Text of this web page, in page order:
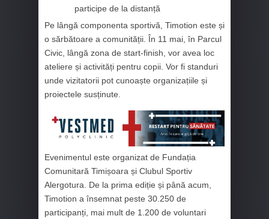
participe de la distanță
Pe lângă componenta sportivă, Timotion este și
o sărbătoare a comunității. În 11 mai, în Parcul
Civic, lângă zona de start-finish, vor avea loc
ateliere și activități pentru copii. Vor fi standuri
unde vizitatorii pot cunoaște organizațiile și
proiectele susținute.
Evenimentul este organizat de Fundația
Comunitară Timișoara și Clubul Sportiv
Alergotura. De la prima ediție și până acum,
Timotion a însemnat peste 30.250 de
participanți, mai mult de 1.200 de voluntari